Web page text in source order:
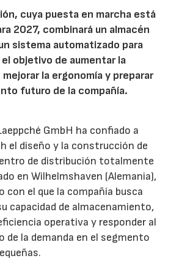
cuya puesta en marcha está
2027, combinará un almacén
sistema automatizado para
objetivo de aumentar la
la ergonomía y preparar
futuro de la compañía.
GmbH ha confiado a
el diseño y la construcción de
de distribución totalmente
en Wilhelmshaven (Alemania),
con el que la compañía busca
capacidad de almacenamiento,
operativa y responder al
de la demanda en el segmento